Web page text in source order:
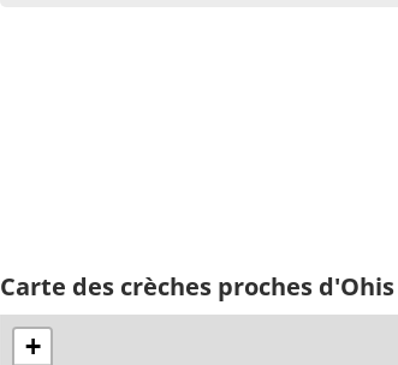
Carte des crèches proches d'Ohis
+